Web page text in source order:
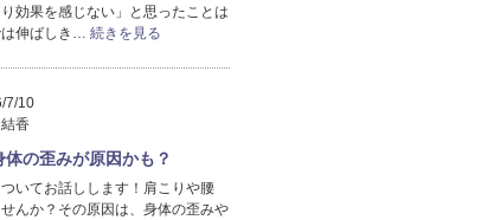
効果を感じない」と思ったことは
伸ばしき… 続きを見る
7/10
香
体の歪みが原因かも？
いてお話しします！肩こりや腰
んか？その原因は、身体の歪みや